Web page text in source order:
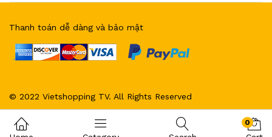
© 2022 Vietshopping TV. All Rights Reserved
Thanh toán dễ dàng và bảo mật
0